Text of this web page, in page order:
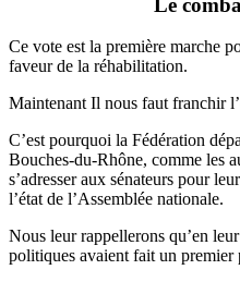
Ce vote est la première marche
faveur de la réhabilitation.
Maintenant Il nous faut franchir
C’est pourquoi la Fédération
Bouches-du-Rhône, comme les
s’adresser aux sénateurs pour
l’état de l’Assemblée nationale.
Nous leur rappellerons qu’en
politiques avaient fait un premier